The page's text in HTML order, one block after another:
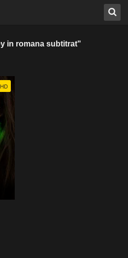
in romana subtitrat"
HD